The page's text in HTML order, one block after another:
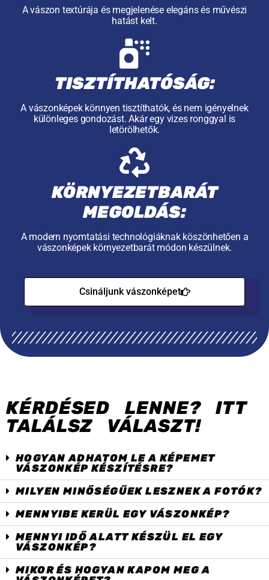
A vászon textúrája és megjelenése elegáns és művészi
hatást kelt.
TISZTÍTHATÓSÁG:
A vászonképek könnyen tisztíthatók, és nem igényelnek
különleges gondozást. Akár egy vizes ronggyal is
letörölhetők.
KÖRNYEZETBARÁT
MEGOLDÁS:
A modern nyomtatási technológiáknak köszönhetően a
vászonképek környezetbarát módon készülnek.
Csináljunk vászonképet
KÉRDÉSED LENNE? ITT
TALÁLSZ VÁLASZT!
HOGYAN ADHATOM LE A KÉPEMET
VÁSZONKÉP KÉSZÍTÉSRE?
MILYEN MINŐSÉGŰEK LESZNEK A FOTÓK?
MENNYIBE KERÜL EGY VÁSZONKÉP?
MENNYI IDŐ ALATT KÉSZÜL EL EGY
VÁSZONKÉP?
MIKOR ÉS HOGYAN KAPOM MEG A